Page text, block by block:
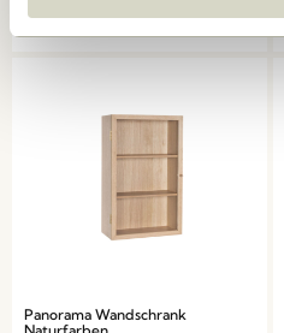
In den warenkorb
Panorama Wandschrank
Naturfarben